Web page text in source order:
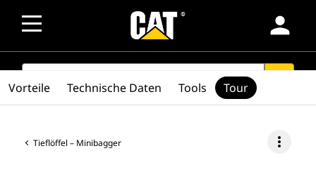
person
SEARCH
Tieflöffel – Minibagger more_vert
Vorteile Technische Daten Tools Tour